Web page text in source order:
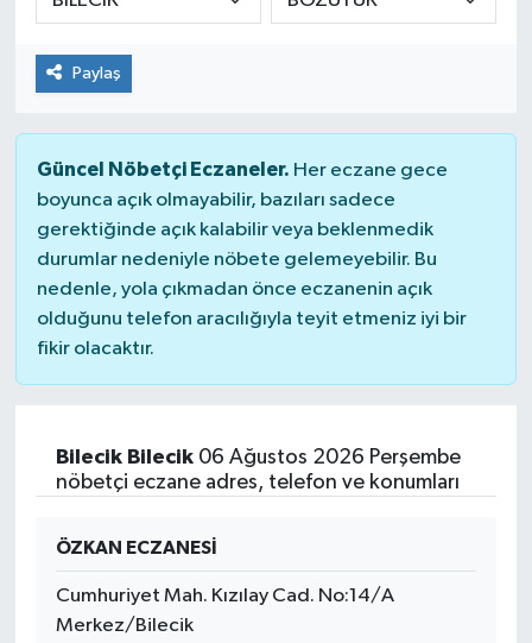
Paylaş
Güncel Nöbetçi Eczaneler. Her eczane gece
boyunca açık olmayabilir, bazıları sadece
gerektiğinde açık kalabilir veya beklenmedik
durumlar nedeniyle nöbete gelemeyebilir. Bu
nedenle, yola çıkmadan önce eczanenin açık
olduğunu telefon aracılığıyla teyit etmeniz iyi bir
fikir olacaktır.
Bilecik Bilecik06 Ağustos 2026 Perşembe
nöbetçi eczane adres, telefon ve konumları
ÖZKAN ECZANESİ
Cumhuriyet Mah. Kızılay Cad. No:14/A
Merkez/Bilecik